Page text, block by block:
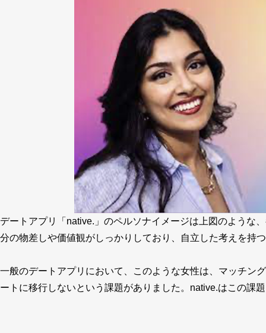
デートアプリ「native.」のペルソナイメージは上図のような
分の物差しや価値観がしっかりしており、自立した考えを持
一般のデートアプリにおいて、このような女性は、マッチン
ートに移行しないという課題がありました。native.はこの課